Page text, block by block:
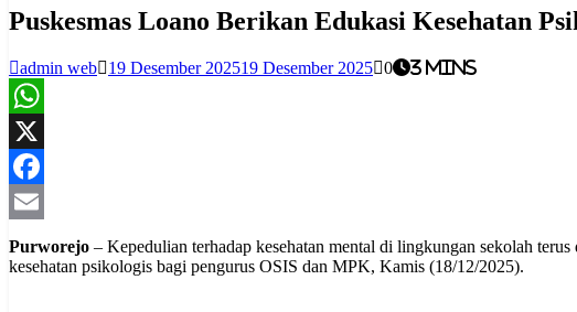
Puskesmas Loano Berikan Edukasi Kesehatan
admin web 19 Desember 202519 Desember 2025 0 3 mins
WhatsApp
X
Facebook
Email
Purworejo – Kepedulian terhadap kesehatan mental di lingkungan sekolah
kesehatan psikologis bagi pengurus OSIS dan MPK, Kamis (18/12/2025).